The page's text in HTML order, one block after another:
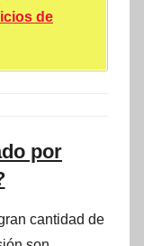
de
por
cantidad de